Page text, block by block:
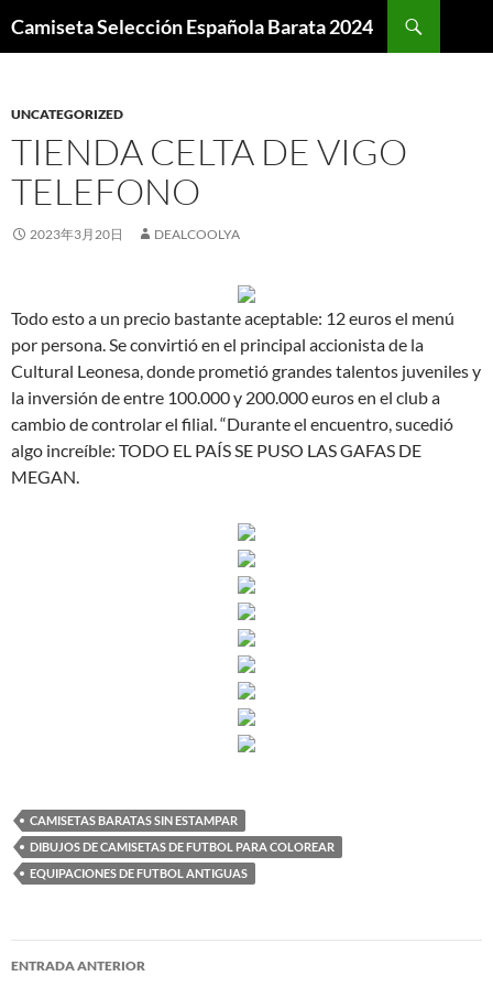
Camiseta Selección Española Barata 2024
UNCATEGORIZED
TIENDA CELTA DE VIGO
TELEFONO
2023年3月20日 DEALCOOLYA
Todo esto a un precio bastante aceptable: 12 euros el menú
por persona. Se convirtió en el principal accionista de la
Cultural Leonesa, donde prometió grandes talentos juveniles y
la inversión de entre 100.000 y 200.000 euros en el club a
cambio de controlar el filial. “Durante el encuentro, sucedió
algo increíble: TODO EL PAÍS SE PUSO LAS GAFAS DE
MEGAN.
CAMISETAS BARATAS SIN ESTAMPAR
DIBUJOS DE CAMISETAS DE FUTBOL PARA COLOREAR
EQUIPACIONES DE FUTBOL ANTIGUAS
Navegación
ENTRADA ANTERIOR